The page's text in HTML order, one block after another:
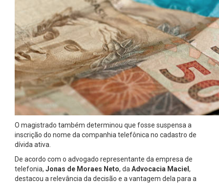
O magistrado também determinou que fosse suspensa a
inscrição do nome da companhia telefônica no cadastro de
dívida ativa.
De acordo com o advogado representante da empresa de
telefonia, Jonas de Moraes Neto, da Advocacia Maciel ,
destacou a relevância da decisão e a vantagem dela para a